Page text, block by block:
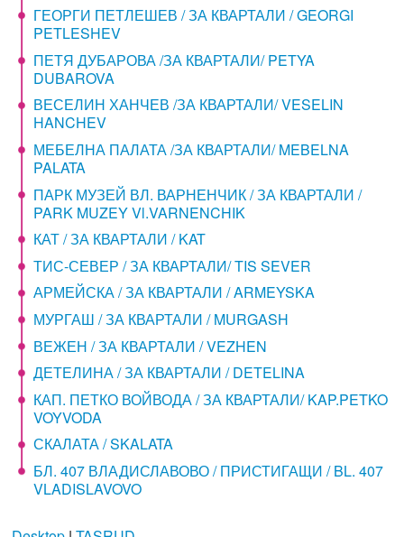
ГЕОРГИ ПЕТЛЕШЕВ / ЗА КВАРТАЛИ / GEORGI
PETLESHEV
ПЕТЯ ДУБАРОВА /ЗА КВАРТАЛИ/ PETYA
DUBAROVA
ВЕСЕЛИН ХАНЧЕВ /ЗА КВАРТАЛИ/ VESELIN
HANCHEV
МЕБЕЛНА ПАЛАТА /ЗА КВАРТАЛИ/ MEBELNA
PALATA
ПАРК МУЗЕЙ ВЛ. ВАРНЕНЧИК / ЗА КВАРТАЛИ /
PARK MUZEY Vl.VARNENCHIK
КАТ / ЗА КВАРТАЛИ / KAT
ТИС-СЕВЕР / ЗА КВАРТАЛИ/ TIS SEVER
АРМЕЙСКА / ЗА КВАРТАЛИ / ARMEYSKA
МУРГАШ / ЗА КВАРТАЛИ / MURGASH
ВЕЖЕН / ЗА КВАРТАЛИ / VEZHEN
ДЕТЕЛИНА / ЗА КВАРТАЛИ / DETELINA
КАП. ПЕТКО ВОЙВОДА / ЗА КВАРТАЛИ/ KAP.PETKO
VOYVODA
СКАЛАТА / SKALATA
БЛ. 407 ВЛАДИСЛАВОВО / ПРИСТИГАЩИ / BL. 407
VLADISLAVOVO